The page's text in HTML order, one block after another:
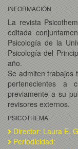
INFORMACIÓN
La revista
editada
Psicología de la
Psicología del
año.
Se admiten trabajos
pertenecientes a
previamente a su
revisores externos.
PSICOTHEMA
Director: Laura E.
Periodicidad: